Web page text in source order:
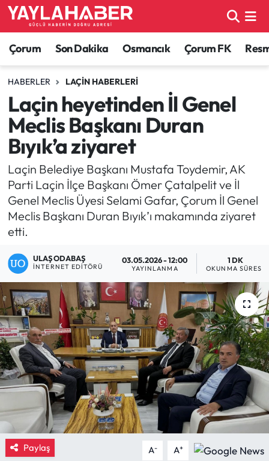
Çorum Son Dakika Osmancık Çorum FK
HABERLER LAÇIN HABERLERI
Laçin heyetinden İl Genel
Meclis Başkanı Duran
Bıyık’a ziyaret
Laçin Belediye Başkanı Mustafa Toydemir, AK
Parti Laçin İlçe Başkanı Ömer Çatalpelit ve İl
Genel Meclis Üyesi Selami Gafar, Çorum İl Genel
Meclis Başkanı Duran Bıyık’ı makamında ziyaret
etti.
ULAŞ ODABAŞ
İNTERNET EDITÖRÜ
03.05.2026 - 12:00
YAYINLANMA
1 DK
OKUNMA SÜRESI
Paylaş A- A+
Alaca Haberleri
Bayat Haberleri
Bilgi - Keşfet Haberleri
Bilim ve Teknoloji
Boğazkale Haberleri
Çorum Haberleri
Dodurga Haberleri
Eğitim
Ekonomi
Güncel
İskilip Haberleri
Kargı Haberleri
Kimdir?
Çorum Nöbetçi Eczaneler
Çorum Hava Durumu
Çorum Namaz Vakitleri
Çorum Trafik Yoğunluk Haritası
TFF 1.Lig Puan Durumu ve Fikstür
Tüm Manşetler
Haber Arşivi